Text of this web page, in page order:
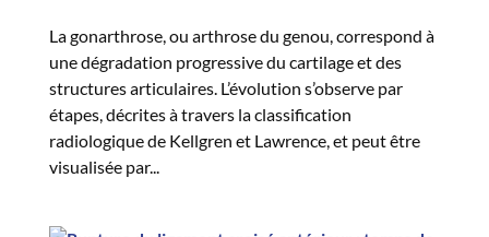
La gonarthrose, ou arthrose du genou, correspond à
une dégradation progressive du cartilage et des
structures articulaires. L’évolution s’observe par
étapes, décrites à travers la classification
radiologique de Kellgren et Lawrence, et peut être
visualisée par...